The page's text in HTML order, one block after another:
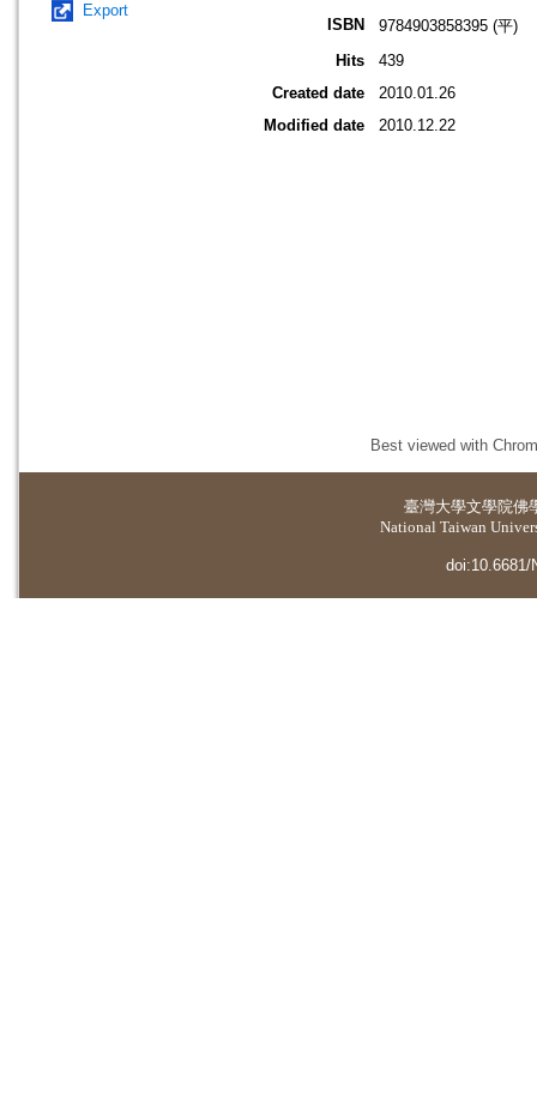
Export
ISBN
9784903858395 (平)
Hits
439
Created date
2010.01.26
Modified date
2010.12.22
Best viewed with
臺灣大學文學院佛
National Taiwan
doi:10.6681/